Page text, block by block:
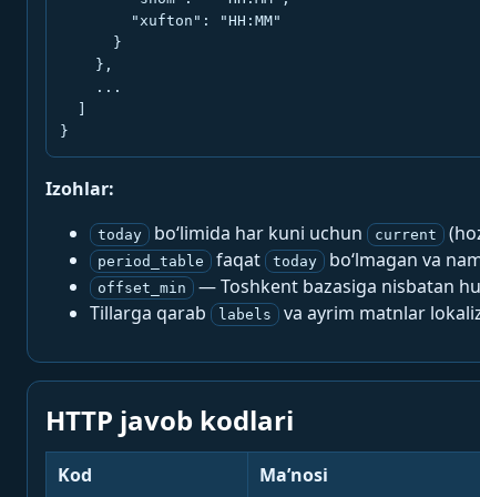
        "xufton": "HH:MM"
      }
    },
    ...
}
Izohlar:
today bo‘limida har kuni uchun current
period_table faqat today bo‘lmagan va
offset_min
— Toshkent bazasiga nisbatan
Tillarga qarab
labels va ayrim matnlar
HTTP javob kodlari
Kod Ma’nosi